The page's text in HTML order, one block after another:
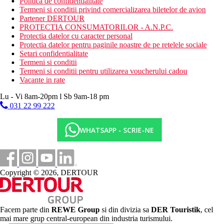
Plaja
Plaja
Sezlonguri pe plaja contra cost
Umbrele pe plaja contra cost
Vacanta la plaja
Piscine
Sezlonguri si umbrele gratuite la piscina
Termeni si conditii privind comercializarea biletelor de avion
Partener DERTOUR
PROTECTIA CONSUMATORILOR - A.N.P.C.
Protectia datelor cu caracter personal
Protectia datelor pentru paginile noastre de pe retelele sociale
Setari confidentialitate
Termeni si conditii
Termeni si conditii pentru utilizarea voucherului cadou
Vacante in rate
Lu - Vi 8am-20pm l Sb 9am-18 pm
031 22 99 222
WHATSAPP - SCRIE-NE
Copyright © 2026, DERTOUR
Facem parte din REWE Group si din divizia sa DER Touristik, cel
mai mare grup central-european din industria turismului.